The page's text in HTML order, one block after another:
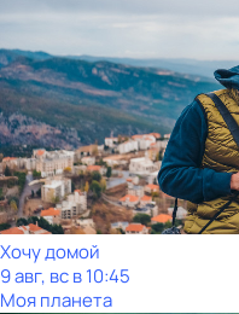
Хочу домой
9 авг, вс в 10:45
Моя планета